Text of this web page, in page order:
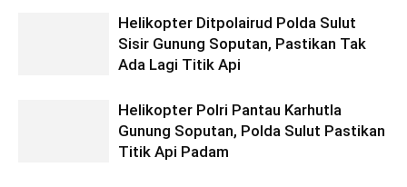
Helikopter Ditpolairud Polda Sulut
Sisir Gunung Soputan, Pastikan Tak
Ada Lagi Titik Api
Helikopter Polri Pantau Karhutla
Gunung Soputan, Polda Sulut Pastikan
Titik Api Padam